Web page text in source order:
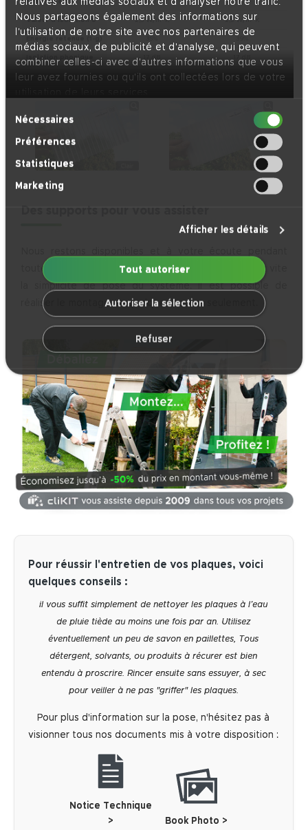
Nous partageons également des informations sur
l'utilisation de notre site avec nos partenaires de
médias sociaux, de publicité et d'analyse, qui peuvent
combiner celles-ci avec d'autres informations que vous
leur avez fournies ou qu'ils ont collectées lors de votre
Sélection
Nécessaires
Préférences
Statistiques
Marketing
Afficher les détails
Tout autoriser
Autoriser la sélection
Refuser
Valeur d'isolation U 2,5 W/m² K 2,5 W/m² K
Isolation phonique
toute la phase du montage. Vous remarquerez assez vite
la simplicité de pose du système. Il est possible de
réaliser le montage en quelques heures seulement.
Pour réussir l'entretien de vos plaques, voici
quelques conseils :
il vous suffit simplement de nettoyer les plaques à l’eau
de pluie tiède au moins une fois par an. Utilisez
éventuellement un peu de savon en paillettes, Tous
détergent, solvants, ou produits à récurer est bien
entendu à proscrire. Rincer ensuite sans essuyer, à sec
pour veiller à ne pas "griffer" les plaques.
Pour plus d'information sur la pose, n'hésitez pas à
visionner tous nos documents mis à votre disposition :
Notice Technique
>
Book Photo >